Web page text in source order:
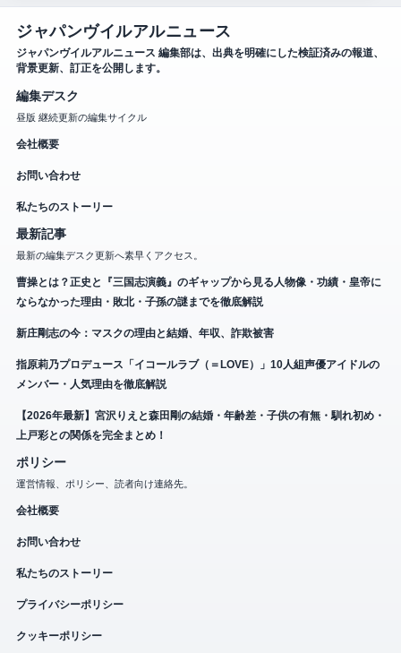
ジャパンヴイルアルニュース
ジャパンヴイルアルニュース 編集部は、出典を明確にした検証済みの報道、
背景更新、訂正を公開します。
編集デスク
昼版 継続更新の編集サイクル
会社概要
お問い合わせ
私たちのストーリー
最新記事
最新の編集デスク更新へ素早くアクセス。
曹操とは？正史と『三国志演義』のギャップから見る人物像・功績・皇帝に
ならなかった理由・敗北・子孫の謎までを徹底解説
新庄剛志の今：マスクの理由と結婚、年収、詐欺被害
指原莉乃プロデュース「イコールラブ（＝LOVE）」10人組声優アイドルの
メンバー・人気理由を徹底解説
【2026年最新】宮沢りえと森田剛の結婚・年齢差・子供の有無・馴れ初め・
上戸彩との関係を完全まとめ！
ポリシー
運営情報、ポリシー、読者向け連絡先。
会社概要
お問い合わせ
私たちのストーリー
プライバシーポリシー
クッキーポリシー